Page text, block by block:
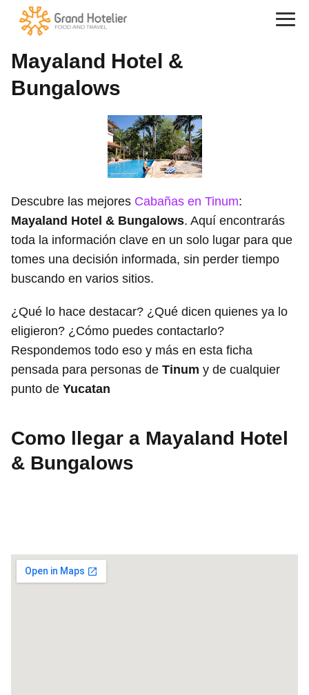
Mayaland Hotel &
Bungalows
Descubre las mejores Cabañas en Tinum:
Mayaland Hotel & Bungalows. Aquí encontrarás
toda la información clave en un solo lugar para que
tomes una decisión informada, sin perder tiempo
buscando en varios sitios.
¿Qué lo hace destacar? ¿Qué dicen quienes ya lo
eligieron? ¿Cómo puedes contactarlo?
Respondemos todo eso y más en esta ficha
pensada para personas de Tinum y de cualquier
punto de Yucatan
Como llegar a Mayaland Hotel
& Bungalows